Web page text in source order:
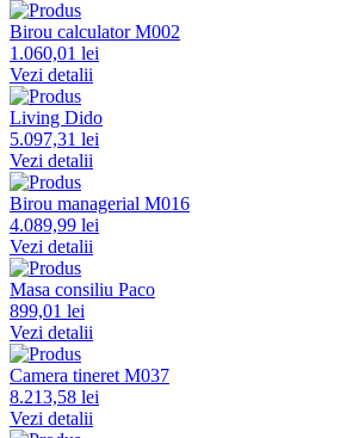
Birou calculator M002
1.060,01 lei
Vezi detalii
Living Dido
5.097,31 lei
Vezi detalii
Birou managerial M016
4.089,99 lei
Vezi detalii
Masa consiliu Paco
899,01 lei
Vezi detalii
Camera tineret M037
8.213,58 lei
Vezi detalii